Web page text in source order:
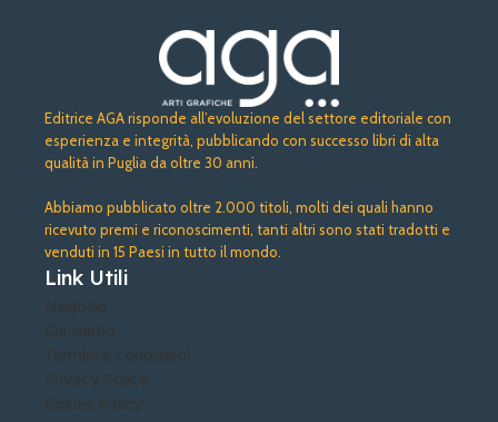
Editrice AGA risponde all’evoluzione del settore editoriale con
esperienza e integrità, pubblicando con successo libri di alta
qualità in Puglia da oltre 30 anni.
Abbiamo pubblicato oltre 2.000 titoli, molti dei quali hanno
ricevuto premi e riconoscimenti, tanti altri sono stati tradotti e
venduti in 15 Paesi in tutto il mondo.
Link Utili
Negozio
Chi siamo
Termini e condizioni
Privacy Policy
Cokies Policy